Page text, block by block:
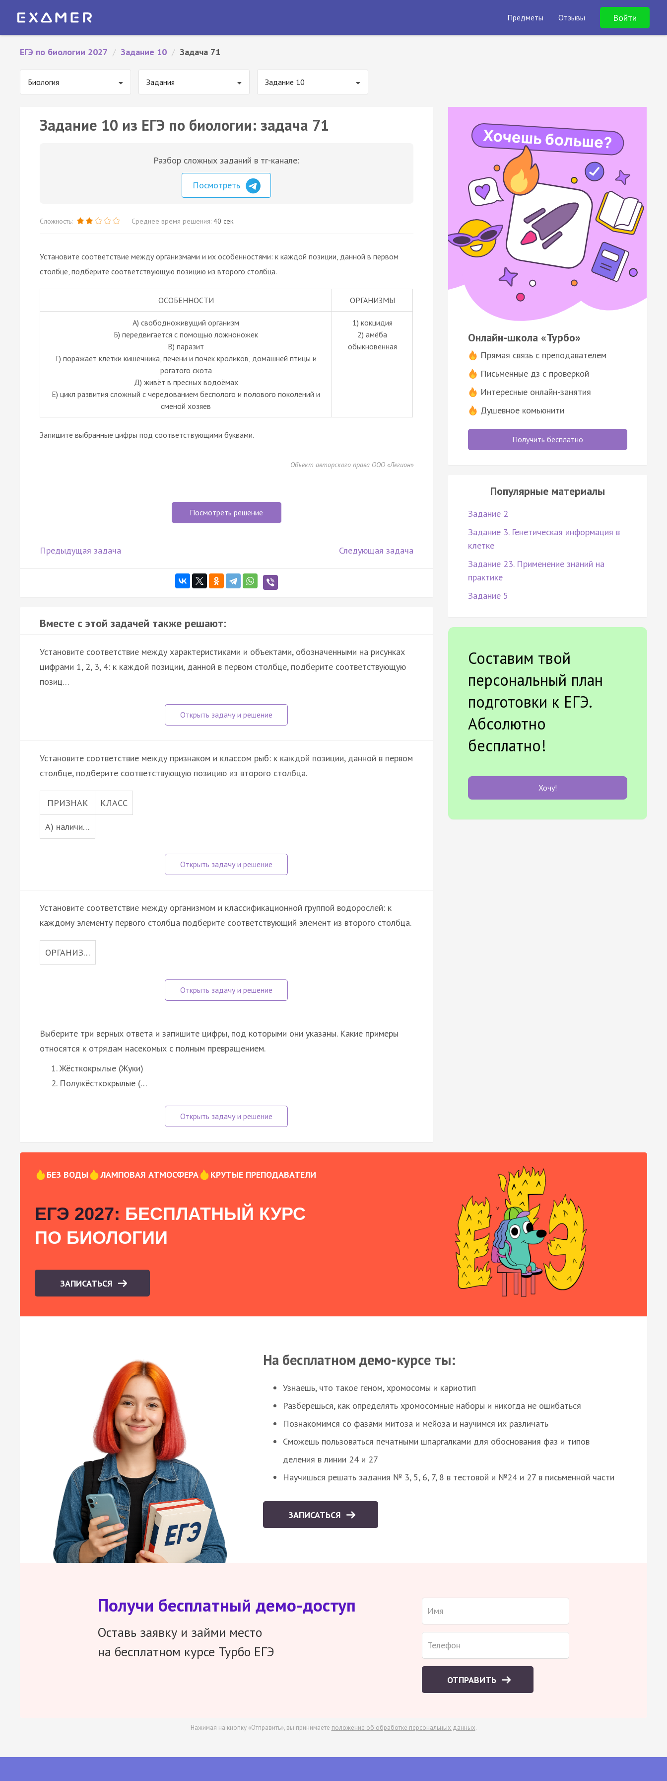
Предметы Отзывы Войти
ЕГЭ по биологии 2027 / Задание 10 / Задача 71
Биология Задания Задание 10
Задание 10 из ЕГЭ по биологии: задача 71
Разбор сложных заданий в тг-канале:
Посмотреть
Сложность: Среднее время решения: 40 сек.
Установите соответствие между организмами и их особенностями: к каждой позиции, данной в первом
столбце, подберите соответствующую позицию из второго столбца.
ОСОБЕННОСТИ ОРГАНИЗМЫ
А) свободноживущий организм
Б) передвигается с помощью ложноножек
В) паразит
Г) поражает клетки кишечника, печени и почек кроликов, домашней птицы и
рогатого скота
Д) живёт в пресных водоёмах
Е) цикл развития сложный с чередованием бесполого и полового поколений и
сменой хозяев
1) кокцидия
2) амёба
обыкновенная
Запишите выбранные цифры под соответствующими буквами.
Объект авторского права ООО «Легион»
Посмотреть решение
Предыдущая задача Следующая задача
Вместе с этой задачей также решают:
Установите соответствие между характеристиками и объектами, обозначенными на рисунках
цифрами 1, 2, 3, 4: к каждой позиции, данной в первом столбце, подберите соответствующую
позиц…
Установите соответствие между признаком и классом рыб: к каждой позиции, данной в первом
столбце, подберите соответствующую позицию из второго столбца.
ПРИЗНАК КЛАСС
А) наличи…
Установите соответствие между организмом и классификационной группой водорослей: к
каждому элементу первого столбца подберите соответствующий элемент из второго столбца.
ОРГАНИЗ…
Выберите три верных ответа и запишите цифры, под которыми они указаны. Какие примеры
относятся к отрядам насекомых с полным превращением.
Жёсткокрылые (Жуки)
Полужёсткокрылые (…
Онлайн-школа «Турбо»
Прямая связь с преподавателем
Письменные дз с проверкой
Интересные онлайн-занятия
Душевное комьюнити
Получить бесплатно
Популярные материалы
Задание 2
Задание 3. Генетическая информация в
клетке
Задание 23. Применение знаний на
практике
Задание 5
Составим твой
персональный план
подготовки к ЕГЭ.
Абсолютно
бесплатно!
Хочу!
БЕЗ ВОДЫ ЛАМПОВАЯ АТМОСФЕРА КРУТЫЕ ПРЕПОДАВАТЕЛИ
ЕГЭ 2027: БЕСПЛАТНЫЙ КУРС
ПО БИОЛОГИИ
ЗАПИСАТЬСЯ
На бесплатном демо-курсе ты:
Узнаешь, что такое геном, хромосомы и кариотип
Разберешься, как определять хромосомные наборы и никогда не ошибаться
Познакомимся со фазами митоза и мейоза и научимся их различать
Сможешь пользоваться печатными шпаргалками для обоснования фаз и типов
деления в линии 24 и 27
Научишься решать задания № 3, 5, 6, 7, 8 в тестовой и №24 и 27 в письменной части
ЗАПИСАТЬСЯ
Получи бесплатный демо-доступ
Оставь заявку и займи место
на бесплатном курсе Турбо ЕГЭ
ОТПРАВИТЬ
Нажимая на кнопку «Отправить», вы принимаете положение об обработке персональных данных.